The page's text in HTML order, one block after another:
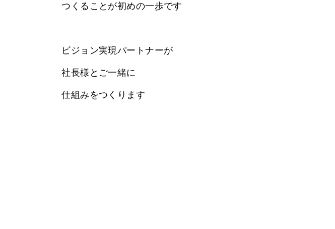
つくることが初めの一歩です
ビジョン実現パートナーが
社長様とご一緒に
仕組みをつくります